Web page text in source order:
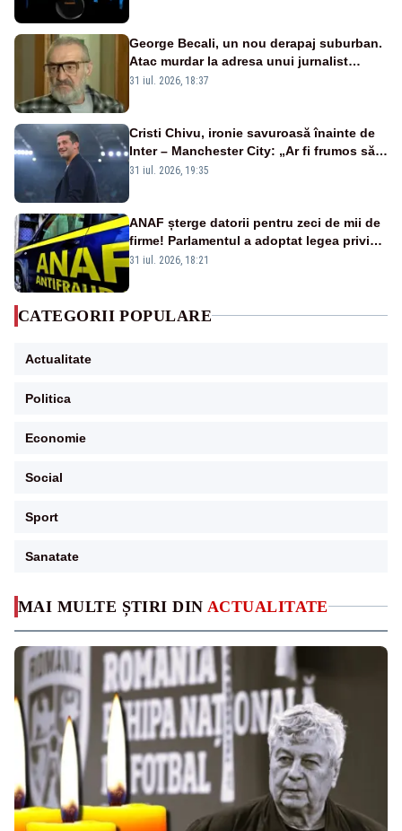
MAI MULTE ȘTIRI DIN ACTUALITATE
George Becali, un nou derapaj suburban.
Atac murdar la adresa unui jurnalist
sportiv – AUDIO
31 iul. 2026, 18:37
Cristi Chivu, ironie savuroasă înainte de
Inter – Manchester City: „Ar fi frumos să
mai cumpărați și de la noi”
31 iul. 2026, 19:35
ANAF șterge datorii pentru zeci de mii de
firme! Parlamentul a adoptat legea privind
amnistia fiscală
31 iul. 2026, 18:21
CATEGORII POPULARE
Actualitate
Politica
Economie
Social
Sport
Sanatate